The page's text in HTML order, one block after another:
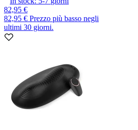
82,95 €
82,95 € Prezzo più basso negli
ultimi 30 giorni.